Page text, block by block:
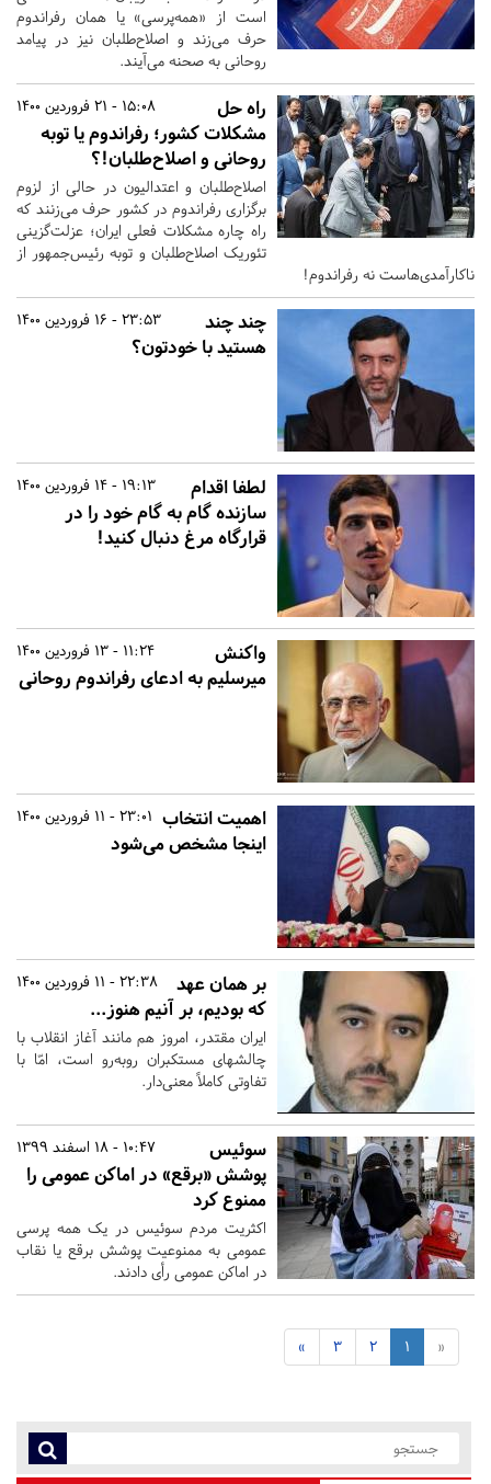
است از «همه‌پرسی» یا همان رفراندوم
حرف می‌زند و اصلاح‌طلبان نیز در پیامد
روحانی به صحنه می‌آیند.
15:08 - 21 فروردین 1400
راه حل
مشکلات کشور؛ رفراندوم یا توبه
روحانی و اصلاح‌طلبان!؟
اصلاح‌طلبان و اعتدالیون در حالی از لزوم
برگزاری رفراندوم در کشور حرف می‌زنند که
راه چاره مشکلات فعلی ایران؛ عزلت‌گزینی
تئوریک اصلاح‌طلبان و توبه رئیس‌جمهور از
ناکارآمدی‌هاست نه رفراندوم!
23:53 - 16 فروردین 1400
چند چند
هستید با خودتون؟
19:13 - 14 فروردین 1400
لطفا اقدام
سازنده گام به گام خود را در
قرارگاه مرغ دنبال کنید!
11:24 - 13 فروردین 1400
واکنش
میرسلیم به ادعای رفراندوم روحانی
23:01 - 11 فروردین 1400 اهمیت انتخاب
اینجا مشخص می‌شود
22:38 - 11 فروردین 1400
بر همان عهد
که بودیم، بر آنیم هنوز...
ایران مقتدر، امروز هم مانند آغاز انقلاب با
چالشهای مستکبران روبه‌رو است، امّا با
تفاوتی کاملاً معنی‌دار.
10:47 - 18 اسفند 1399
سوئیس
پوشش «برقع» در اماکن عمومی را
ممنوع کرد
اکثریت مردم سوئیس در یک همه پرسی
عمومی به ممنوعیت پوشش برقع یا نقاب
در اماکن عمومی رأی دادند.
«
1
2
3
»